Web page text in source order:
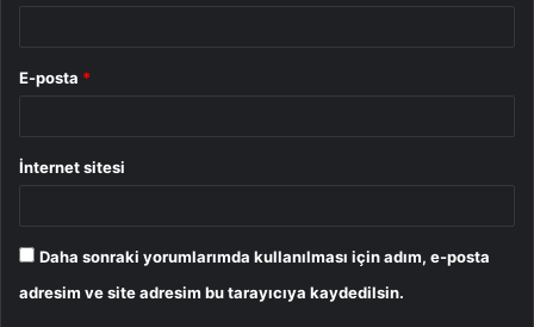
E-posta *
İnternet sitesi
Daha sonraki yorumlarımda kullanılması için adım, e-posta
adresim ve site adresim bu tarayıcıya kaydedilsin.